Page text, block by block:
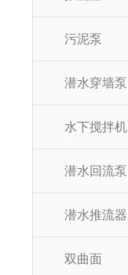
污泥泵
潜水穿墙泵
水下搅拌机
潜水回流泵
潜水推流器
双曲面